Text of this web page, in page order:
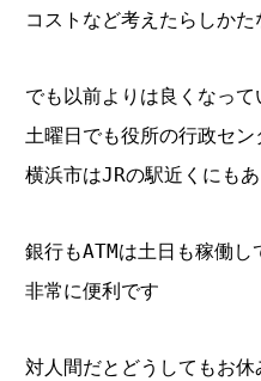
コストなど考えたらしか
でも以前よりは良くなっ
土曜日でも役所の行政セン
横浜市はJRの駅近くにも
銀行もATMは土日も稼働し
非常に便利です
対人間だとどうしてもお